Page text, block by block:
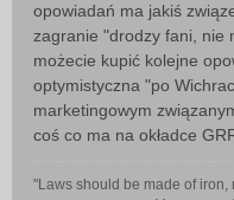
opowiadań ma jakiś
zagranie "drodzy fani, nie
możecie kupić kolejne
optymistyczna "po
marketingowym
coś co ma na okładce
"Laws should be made of iron,